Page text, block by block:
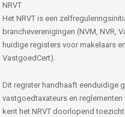
NRVT
Het NRVT is een
brancheverenigingen (NVM, NVR,
huidige registers voor makelaars
VastgoedCert).
Dit register handhaaft eenduidige
vastgoedtaxateurs en
kent het NRVT doorlopend